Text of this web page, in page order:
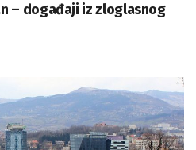
– događaji iz zloglasnog